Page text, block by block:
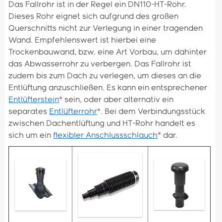
Das Fallrohr ist in der Regel ein DN110-HT-Rohr.
Dieses Rohr eignet sich aufgrund des großen
Querschnitts nicht zur Verlegung in einer tragenden
Wand. Empfehlenswert ist hierbei eine
Trockenbauwand, bzw. eine Art Vorbau, um dahinter
das Abwasserrohr zu verbergen. Das Fallrohr ist
zudem bis zum Dach zu verlegen, um dieses an die
Entlüftung anzuschließen. Es kann ein entsprechener
Entlüfterstein* sein, oder aber alternativ ein
separates Entlüfterrohr*. Bei dem Verbindungsstück
zwischen Dachentlüftung und HT-Rohr handelt es
sich um einflexibler Anschlussschlauch* dar.